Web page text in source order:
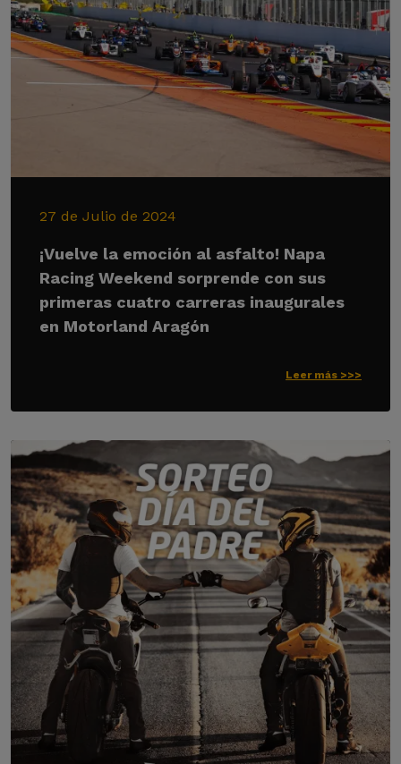
27 de Julio de 2024
¡Vuelve la emoción al asfalto! Napa
Racing Weekend sorprende con sus
primeras cuatro carreras inaugurales
en Motorland Aragón
Leer más >>>